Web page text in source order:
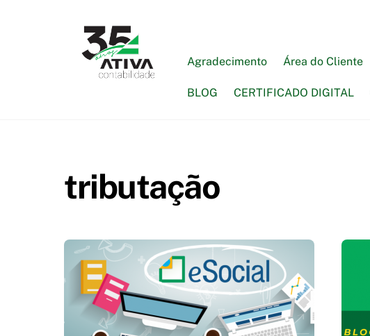
Agradecimento
Área do Cliente
BLOG CERTIFICADO DIGITAL
tributação